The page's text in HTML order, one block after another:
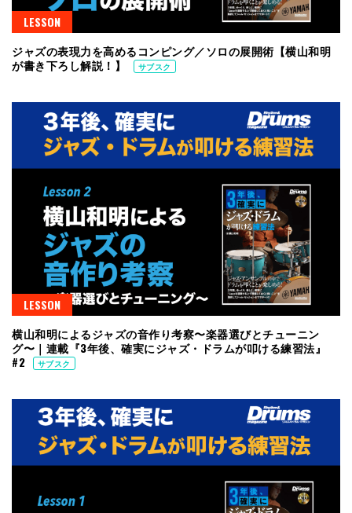
LESSON
ジャズの表現力を高めるコンピング／ソロの展開術【横山和明
が書き下ろし解説！】
サブスク
LESSON
横山和明によるジャズの音作り考察〜楽器選びとチューニン
グ〜｜連載『3年後、確実にジャズ・ドラムが叩ける練習法』
#2
サブスク